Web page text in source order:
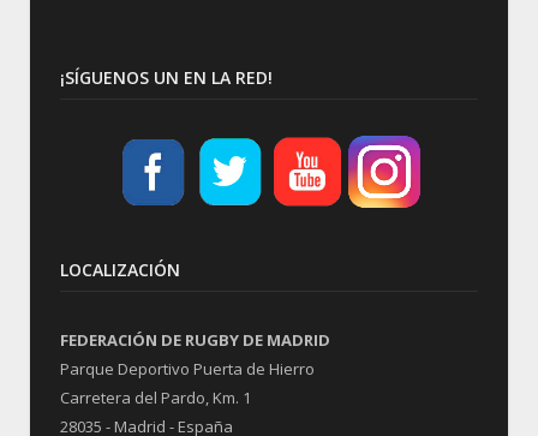
¡SÍGUENOS UN EN LA RED!
LOCALIZACIÓN
FEDERACIÓN DE RUGBY DE MADRID
Parque Deportivo Puerta de Hierro
Carretera del Pardo, Km. 1
28035 - Madrid - España